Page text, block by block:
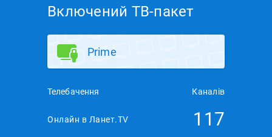
Включений ТВ-пакет
Prime
Телебачення Каналів
Онлайн в Ланет.TV 117